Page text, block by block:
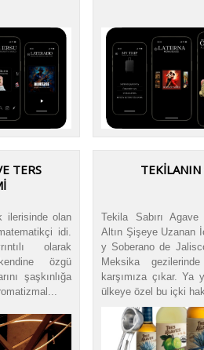
TERS
ilerisinde olan
idi.
olarak
özgü
şaşkınlığa
TEKILANIN
Tekila Sabırı
Altın Şişeye Uzanan
y Soberano de
Meksika
karşımıza çıkar.
ülkeye özel bu içki